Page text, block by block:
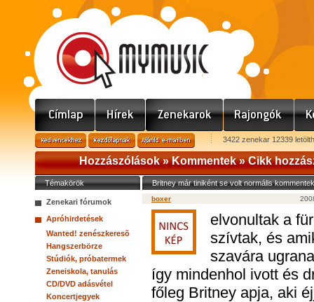
3422 zenekar 12339
Hozzászólások »Kommentek»Cikk
Témakörök
Zenekari fórumok
Apróhirdetések
Wanted! zenészkeresõ
Hangszerbörze
Stúdiók, próbatermek
Zeneiskola, tanulás
CD/DVD adásvétel
Koncertjegyek
Britney már tiniként se volt normális kommentek
boxer
elvonultak a
szívtak, és
szavára
így mindenhol ivott és
főleg Britney apja, aki